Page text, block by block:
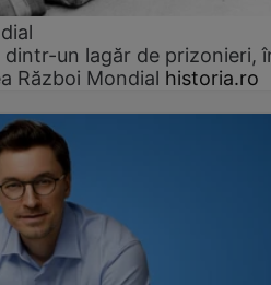
dintr-un lagăr de prizonieri,
Război Mondial historia.ro